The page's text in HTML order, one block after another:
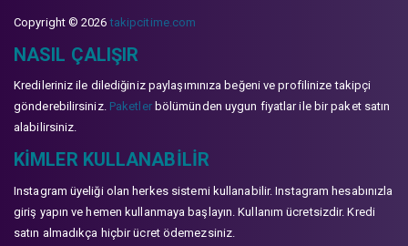
Copyright © 2026takipcitime.com
NASIL ÇALIŞIR
Kredileriniz ile dilediğiniz paylaşımınıza beğeni ve profilinize takipçi
gönderebilirsiniz. Paketlerbölümünden uygun fiyatlar ile bir paket satın
alabilirsiniz.
KIMLER KULLANABILIR
Instagram üyeliği olan herkes sistemi kullanabilir. Instagram hesabınızla
giriş yapın ve hemen kullanmaya başlayın. Kullanım ücretsizdir. Kredi
satın almadıkça hiçbir ücret ödemezsiniz.